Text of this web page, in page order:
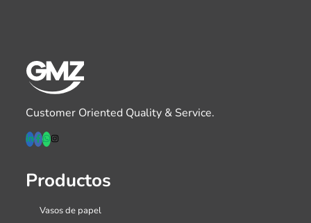
Customer Oriented Quality & Service.
Productos
Vasos de papel